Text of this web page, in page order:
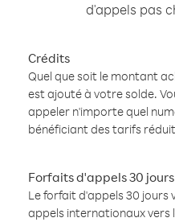
d'appels pas
Crédits
Quel que soit le montant
est ajouté à votre solde.
appeler n'importe quel
bénéficiant des tarifs
Forfaits d'appels 30 jours
Le forfait d'appels 30 jours
appels internationaux